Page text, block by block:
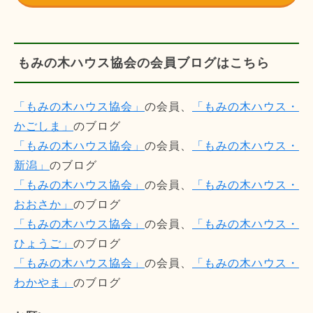
もみの木ハウス協会の会員ブログはこちら
「もみの木ハウス協会」 の会員、
「もみの木ハウス・
かごしま」 のブログ
「もみの木ハウス協会」 の会員、
「もみの木ハウス・
新潟」 のブログ
「もみの木ハウス協会」 の会員、
「もみの木ハウス・
おおさか」 のブログ
「もみの木ハウス協会」 の会員、
「もみの木ハウス・
ひょうご」 のブログ
「もみの木ハウス協会」 の会員、
「もみの木ハウス・
わかやま」 のブログ